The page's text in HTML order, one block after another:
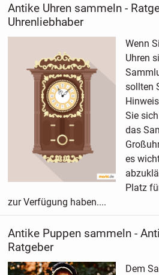
Antike Uhren sammeln -
Uhrenliebhaber
Wenn
Uhren
sollten
Sie
das
es
Platz
zur Verfügung haben....
Antike Puppen sammeln -
Ratgeber
Dem